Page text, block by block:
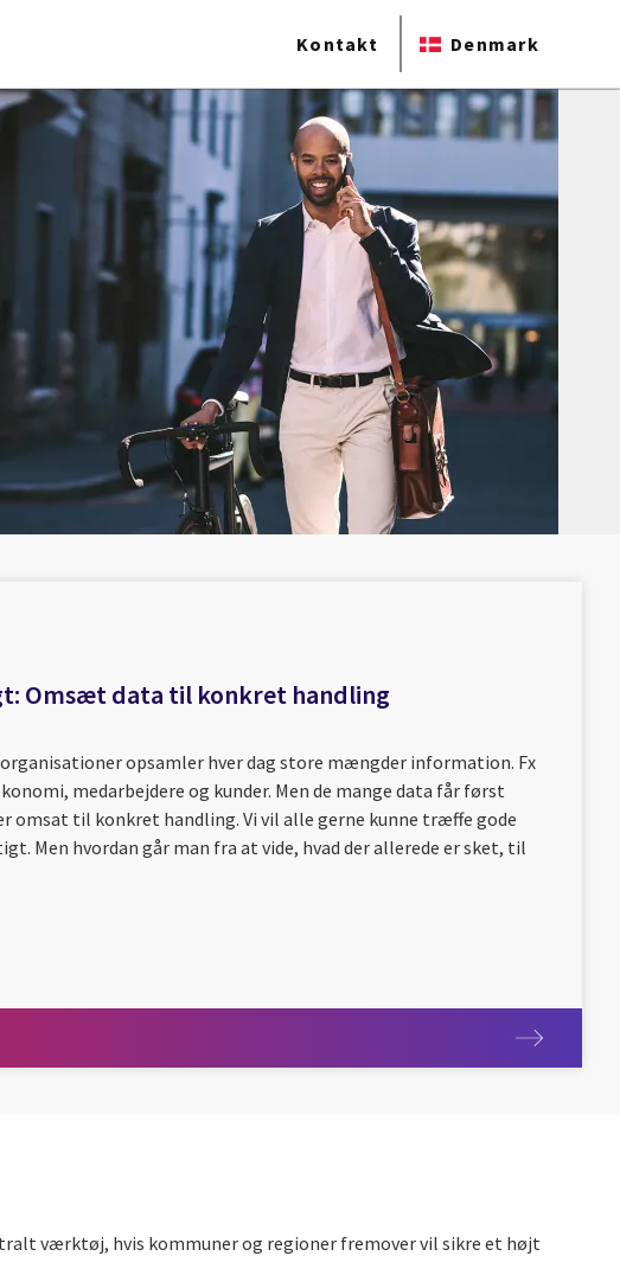
Kontakt Denmark
Omsæt data til konkret handling
opsamler hver dag store mængder information. Fx
medarbejdere og kunder. Men de mange data får først
omsat til konkret handling. Vi vil alle gerne kunne træffe gode
Men hvordan går man fra at vide, hvad der allerede er sket, til
værktøj, hvis kommuner og regioner fremover vil sikre et højt